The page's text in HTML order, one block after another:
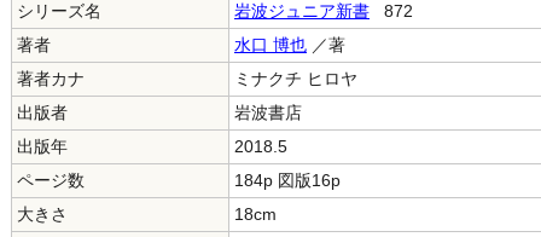
シリーズ名
岩波ジュニア新書 872
著者
水口 博也 ／著
著者カナ
ミナクチ ヒロヤ
出版者
岩波書店
出版年
2018.5
ページ数
184p 図版16p
大きさ
18cm